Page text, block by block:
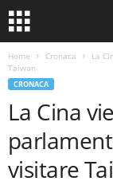
Home Cronaca
La
Taiwan
CRONACA
La Cina
visitare